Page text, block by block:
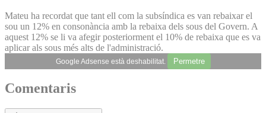
Mateu ha recordat que tant ell com la subsíndica es van rebaixar el
sou un 12% en consonància amb la rebaixa dels sous del Govern. A
aquest 12% se li va afegir posteriorment el 10% de rebaixa que es va
aplicar als sous més alts de l'administració.
Google Adsense està deshabilitat. Permetre
Comentaris